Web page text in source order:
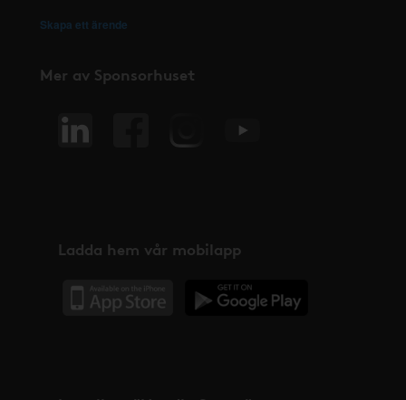
Skapa ett ärende
Mer av Sponsorhuset
Ladda hem vår mobilapp